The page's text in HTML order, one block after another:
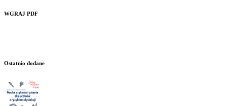
WGRAJ PDF
Ostatnio dodane